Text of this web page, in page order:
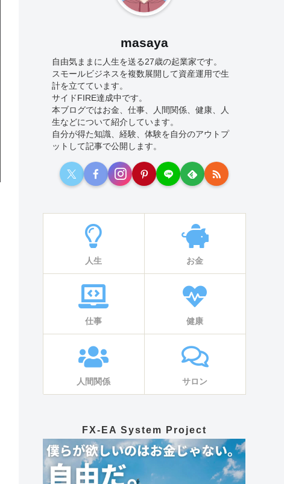
masaya
自由気ままに人生を送る27歳の起業家です。
スモールビジネスを複数展開して資産運用で生
計を立てています。
サイドFIRE達成中です。
本ブログではお金、仕事、人間関係、健康、人
生などについて紹介しています。
自分が得た知識、経験、体験を自分のアウトプ
ットして記事で公開します。
人生 お金
仕事 健康
人間関係 サロン
FX-EA System Project